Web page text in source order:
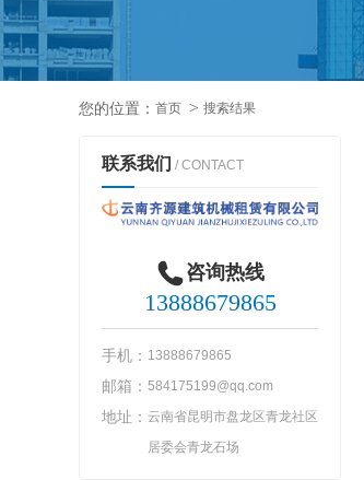
您的位置： 首页 搜索结果
联系我们 / CONTACT
咨询热线
13888679865
手机： 13888679865
邮箱： 584175199@qq.com
地址： 云南省昆明市盘龙区青龙社区
居委会青龙石场